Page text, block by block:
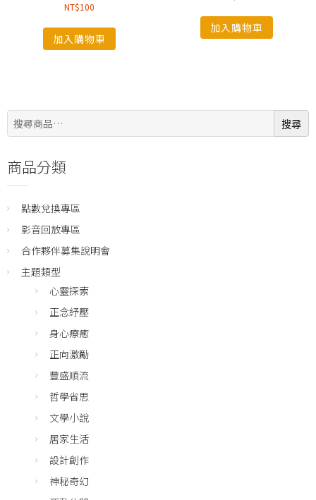
NT$100
加入購物車
加入購物車
搜
尋:
搜尋
商品分類
點數兌換專區
影音回放專區
合作夥伴募集說明會
主題類型
心靈探索
正念紓壓
身心療癒
正向激勵
豐盛順流
哲學省思
文學小說
居家生活
設計創作
神秘奇幻